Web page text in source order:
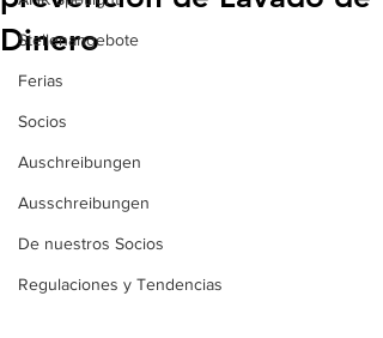
Stellenangebote
Ferias
Socios
Auschreibungen
Ausschreibungen
De nuestros Socios
Regulaciones y Tendencias
Dinero